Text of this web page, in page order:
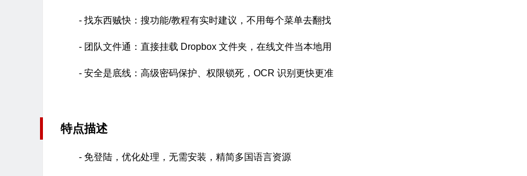
- 找东西贼快：搜功能/教程有实时建议，不用每个菜单去翻找
- 团队文件通：直接挂载 Dropbox 文件夹，在线文件当本地用
- 安全是底线：高级密码保护、权限锁死，OCR 识别更快更准
特点描述
- 免登陆，优化处理，无需安装，精简多国语言资源